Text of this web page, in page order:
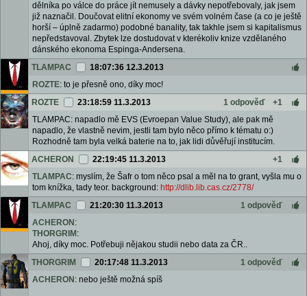
dělníka po válce do práce jít nemusely a dávky nepotřebovaly, jak jsem
již naznačil. Doučovat elitní ekonomy ve svém volném čase (a co je ještě
horší – úplně zadarmo) podobné banality, tak takhle jsem si kapitalismus
nepředstavoval. Zbytek lze dostudovat v kterékoliv knize vzdělaného
dánského ekonoma Espinga-Andersena.
TLAMPAC
18:07:36 12.3.2013
ROZTE: to je přesně ono, díky moc!
ROZTE
23:18:59 11.3.2013 1 odpověď
+1
TLAMPAC: napadlo mě EVS (Evroepan Value Study), ale pak mě
napadlo, že vlastně nevim, jestli tam bylo něco přímo k tématu o:)
Rozhodně tam byla velká baterie na to, jak lidi důvěřují institucím.
ACHERON
22:19:45 11.3.2013
+1
TLAMPAC: myslím, že Šafr o tom něco psal a měl na to grant, vyšla mu o
tom knížka, tady teor. background: http://dlib.lib.cas.cz/2778/
TLAMPAC
21:20:30 11.3.2013
1 odpověď
ACHERON :
THORGRIM :
Ahoj, díky moc. Potřebuji nějakou studii nebo data za ČR..
THORGRIM
20:17:48 11.3.2013
1 odpověď
ACHERON : nebo ještě možná spíš